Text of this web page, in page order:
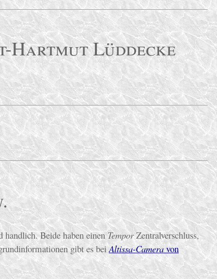
Hartmut Lüddecke
.
handlich. Beide haben einenTemporZentralverschluss,
gibt es beiAltissa-Cameravon